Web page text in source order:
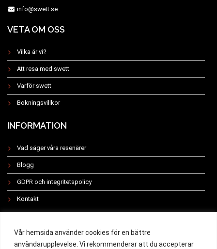
Vår hemsida använder cookies för en bättre
användarupplevelse. Vi rekommenderar att du accepterar
info@swett.se
VETA OM OSS
Vilka är vi?
Att resa med swett
Varför swett
Bokningsvillkor
INFORMATION
Vad säger våra resenärer
Blogg
GDPR och integritetspolicy
Kontakt